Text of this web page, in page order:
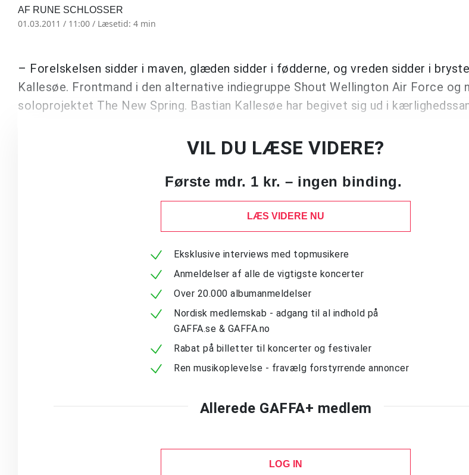
AF RUNE SCHLOSSER
01.03.2011 / 11:00 / Læsetid: 4 min
– Forelskelsen sidder i maven, glæden sidder i fødderne, og vreden sidder i
Kallesøe. Frontmand i den alternative indiegruppe Shout Wellington Air Force og
soloprojektet The New Spring. Bastian Kallesøe har begivet sig ud i
VIL DU LÆSE VIDERE?
Første mdr. 1 kr. – ingen binding.
LÆS VIDERE NU
Eksklusive interviews med topmusikere
Anmeldelser af alle de vigtigste koncerter
Over 20.000 albumanmeldelser
Nordisk medlemskab - adgang til al indhold på
GAFFA.se & GAFFA.no
Rabat på billetter til koncerter og festivaler
Ren musikoplevelse - fravælg forstyrrende annoncer
Allerede GAFFA+ medlem
LOG IN